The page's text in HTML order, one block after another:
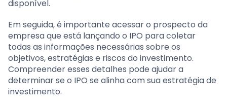
disponível.
Em seguida, é importante acessar o prospecto da
empresa que está lançando o IPO para coletar
todas as informações necessárias sobre os
objetivos, estratégias e riscos do investimento.
Compreender esses detalhes pode ajudar a
determinar se o IPO se alinha com sua estratégia de
investimento.